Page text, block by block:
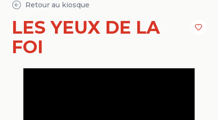
Retour au kiosque
LES YEUX DE LA
FOI